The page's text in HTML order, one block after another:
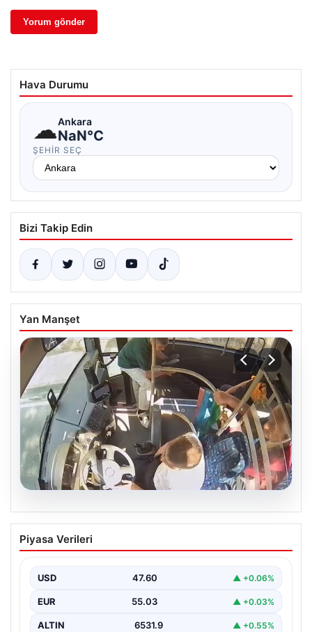
Hava Durumu
☁Ankara
NaN°C
ŞEHIR SEÇ
Bizi Takip Edin
Yan Manşet
05.08.2026
Otobüste Rahatsızlanan Yolcuyu Şoför
Hızla Hastaneye Yönlendirdi
otobüslerinde yaşanan ilginç ve dikkat çekici…
Piyasa Verileri
USD 47.60 ▲ +0.06%
EUR 55.03 ▲ +0.03%
ALTIN 6531.9 ▲ +0.55%